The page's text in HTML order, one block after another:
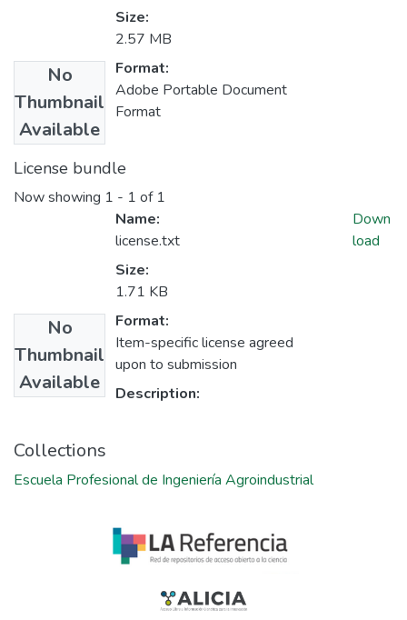
No
Thumbnail
Available
Size:
2.57 MB
Format:
Adobe Portable Document
Format
License bundle
Now showing 1 - 1 of 1
No
Thumbnail
Available
Name:
license.txt
Size:
1.71 KB
Format:
Item-specific license agreed
upon to submission
Description:
Down
load
Collections
Escuela Profesional de Ingeniería Agroindustrial